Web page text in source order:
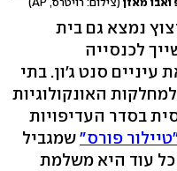
נמצא גם בית
לכנסייה
עיניים סנט ג'ון. בתי
האונקולוגיות
בסדר העדיפויות
פורס"שמגביל
עוד היא משלמת